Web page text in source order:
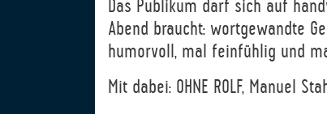
Das Publikum darf sich auf
Abend braucht: wortgewandte
humorvoll, mal feinfühlig und
Mit dabei: OHNE ROLF, Manuel